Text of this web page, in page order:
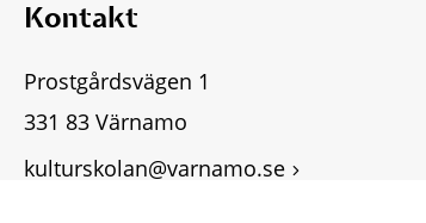
Kontakt
Prostgårdsvägen 1
331 83 Värnamo
kulturskolan@varnamo.se